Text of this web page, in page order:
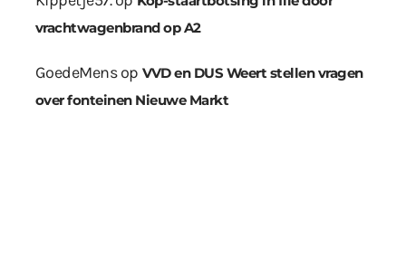
vrachtwagenbrand op A2
GoedeMensop VVD en DUS Weert stellen vragen
over fonteinen Nieuwe Markt